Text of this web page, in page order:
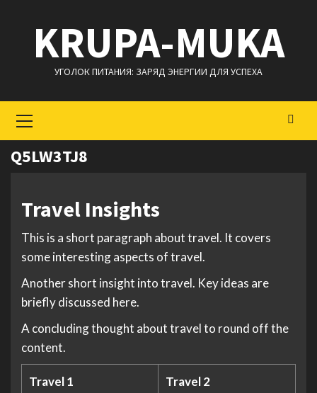
содержимому
KRUPA-MUKA
УГОЛОК ПИТАНИЯ: ЗАРЯД ЭНЕРГИИ ДЛЯ УСПЕХА
меню
Q5LW3TJ8
Travel Insights
This is a short paragraph about travel. It covers
some interesting aspects of travel.
Another short insight into travel. Key ideas are
briefly discussed here.
A concluding thought about travel to round off the
content.
Travel 1 Travel 2